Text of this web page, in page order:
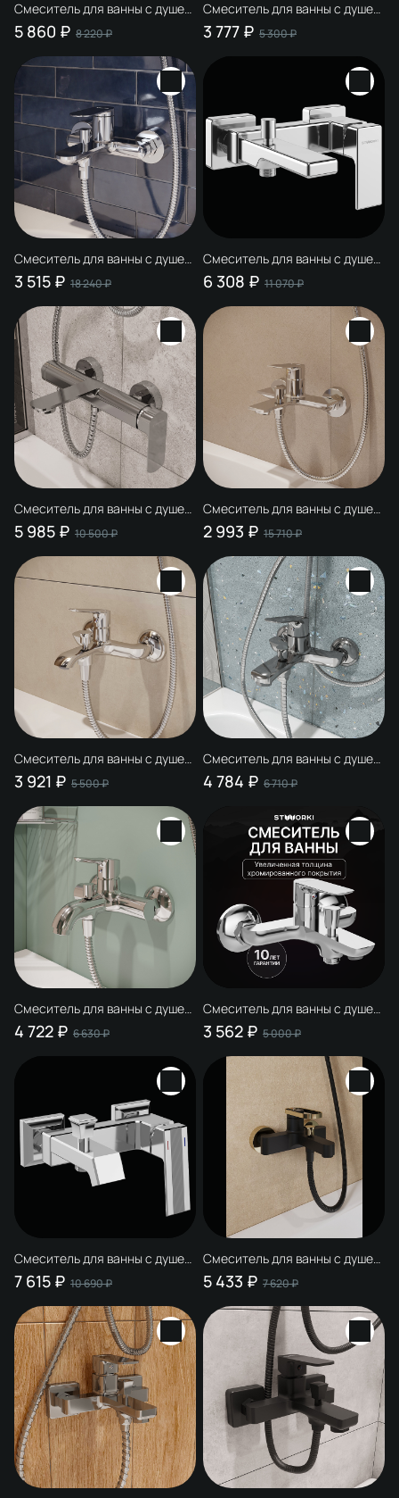
Смеситель для ванны с душем
STWORKI Купервик S22100CR
хром, латунь, современный
5 860 ₽ 8 220 ₽
Смеситель для ванны с душем
STWORKI Сортланд S10100BK
матовый черный, латунь,
3 777 ₽ 5 300 ₽
Смеситель для ванны с душем
STWORKI Сортланд S10100CR
хром, латунь, современный
3 515 ₽ 18 240 ₽
Смеситель для ванны с душем
STWORKI Ольтен S39100CR
хром, латунь, современный
6 308 ₽ 11 070 ₽
Смеситель для ванны с душем
STWORKI Вестерос S26100CR
хром, латунь, современный
5 985 ₽ 10 500 ₽
Смеситель для ванны с душем
STWORKI Рандерс S19100CR
хром, латунь, современный
2 993 ₽ 15 710 ₽
Смеситель для ванны с душем
STWORKI Хельсингборг
S18100CR хром, латунь,
современный
3 921 ₽ 5 500 ₽
Смеситель для ванны с душем
STWORKI Ши S16100CR хром,
латунь, современный
4 784 ₽ 6 710 ₽
Смеситель для ванны с душем
STWORKI Хальмстад S15100CR
хром, латунь, современный
4 722 ₽ 6 630 ₽
Смеситель для ванны с душем
STWORKI Сторвик S14100CR
хром, латунь, современный
3 562 ₽ 5 000 ₽
Смеситель для ванны с душем
STWORKI Оденсе S12100CR
хром, латунь, современный
7 615 ₽ 10 690 ₽
Смеситель для ванны с душем
STWORKI Малунг S11100BG
матовый черный, глянцевое
золото, латунь, современный
5 433 ₽ 7 620 ₽